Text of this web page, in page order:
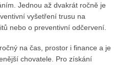
Jednou až dvakrát ročně je
vyšetření trusu na
nebo o preventivní odčervení.
na čas, prostor i finance a je
chovatele. Pro získání